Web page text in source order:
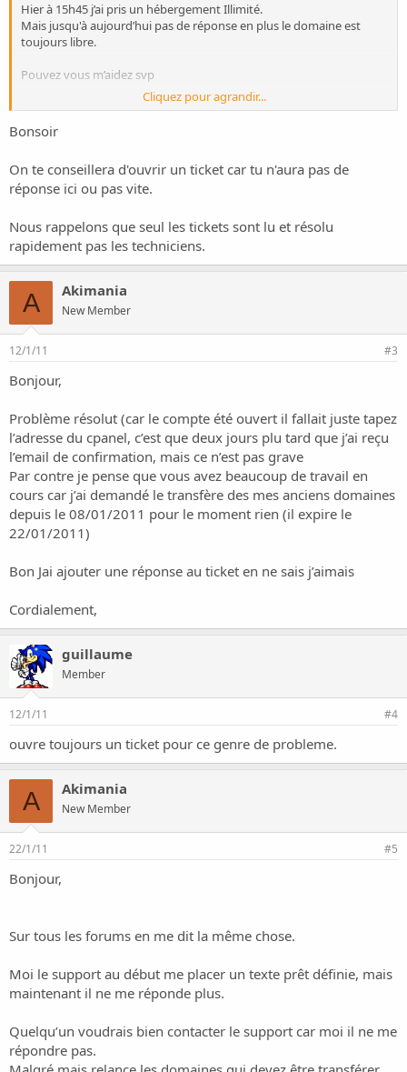
Hier à 15h45 j’ai pris un hébergement Illimité.
Mais jusqu'à aujourd’hui pas de réponse en plus le domaine est
toujours libre.
Pouvez vous m’aidez svp
Merci d’avance
Numéro de commande: 8776012615
Cliquez pour agrandir...
Bonsoir
On te conseillera d'ouvrir un ticket car tu n'aura pas de
réponse ici ou pas vite.
Nous rappelons que seul les tickets sont lu et résolu
rapidement pas les techniciens.
A Akimania
New Member
12/1/11 #3
Bonjour,
Problème résolut (car le compte été ouvert il fallait juste tapez
l’adresse du cpanel, c’est que deux jours plu tard que j’ai reçu
l’email de confirmation, mais ce n’est pas grave
Par contre je pense que vous avez beaucoup de travail en
cours car j’ai demandé le transfère des mes anciens domaines
depuis le 08/01/2011 pour le moment rien (il expire le
22/01/2011)
Bon Jai ajouter une réponse au ticket en ne sais j’aimais
Cordialement,
guillaume
Member
12/1/11 #4
ouvre toujours un ticket pour ce genre de probleme.
A Akimania
New Member
22/1/11 #5
Bonjour,
Sur tous les forums en me dit la même chose.
Moi le support au début me placer un texte prêt définie, mais
maintenant il ne me réponde plus.
Quelqu’un voudrais bien contacter le support car moi il ne me
répondre pas.